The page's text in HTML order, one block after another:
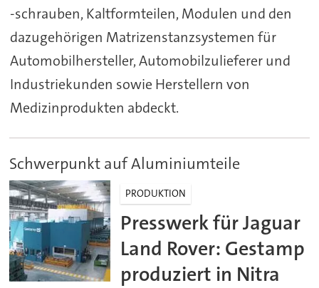
-schrauben, Kaltformteilen, Modulen und den
dazugehörigen Matrizenstanzsystemen für
Automobilhersteller, Automobilzulieferer und
Industriekunden sowie Herstellern von
Medizinprodukten abdeckt.
Schwerpunkt auf Aluminiumteile
PRODUKTION
Presswerk für Jaguar
Land Rover: Gestamp
produziert in Nitra